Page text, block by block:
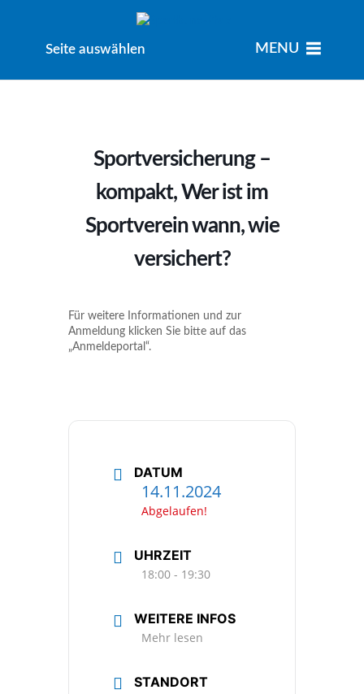
Seite auswählen MENU
Sportversicherung –
kompakt, Wer ist im
Sportverein wann, wie
versichert?
Für weitere Informationen und zur
Anmeldung klicken Sie bitte auf das
„Anmeldeportal“.
DATUM
14.11.2024
Abgelaufen!
UHRZEIT
18:00 - 19:30
WEITERE INFOS
Mehr lesen
STANDORT